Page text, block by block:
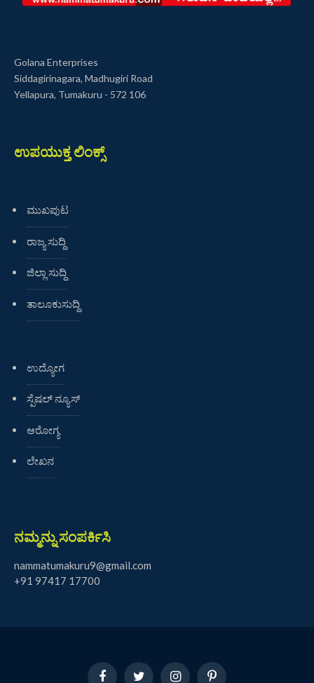
Golana Enterprises
Siddagirinagara, Madhugiri Road
Yellapura, Tumakuru - 572 106
ಉಪಯುಕ್ತ ಲಿಂಕ್ಸ್
ಮುಖಪುಟ
ರಾಜ್ಯ ಸುದ್ದಿ
ಜಿಲ್ಲಾ ಸುದ್ದಿ
ತಾಲೂಕುಸುದ್ದಿ
ಉದ್ಯೋಗ
ಸ್ಪೆಷಲ್ ನ್ಯೂಸ್
ಆರೋಗ್ಯ
ಲೇಖನ
ನಮ್ಮನ್ನು ಸಂಪರ್ಕಿಸಿ
nammatumakuru9@gmail.com
+91 97417 17700